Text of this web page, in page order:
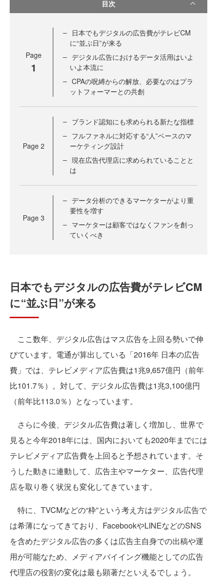
目次
Page
1
日本でもデジタルの広告費がテレビCM
に“並ぶ日”が来る
デジタル広告におけるデータ活用はいよ
いよ本流に
CPAの呪縛からの解放、必要なのはプラ
ットフォーマーとの共創
Page 2
ブランド認知にも求められる新たな指標
フルファネルに対応する“人”ベースのマ
ーケティング設計
現在広告代理店に求められていることと
は
Page 3
データ分析のできるマーケターがより重
要性を増す
マーケターは顧客ではなくファンを創っ
ていくべき
日本でもデジタルの広告費がテレビCM
に“並ぶ日”が来る
ここ数年、デジタル広告はマス広告を上回る勢いで伸
びています。電通が算出している「2016年 日本の広告
費」では、テレビメディア広告費は1兆9,657億円（前年
比101.7％）。対して、デジタル広告費は1兆3,100億円
（前年比113.0％）となっています。
さらに今後、デジタル広告費は著しく増加し、世界で
見ると今年2018年には、国内においても2020年までには
テレビメディア広告費を上回ると予想されています。そ
うした動きに連動して、広告主やマーケター、広告代理
店を取り巻く状況も変化してきています。
特に、TVCMなどの“枠”という考え方はデジタル広告で
は希薄になってきており、FacebookやLINEなどのSNS
を含めたデジタル広告の多くは広告主自身での出稿や運
用が可能なため、メディアバイイング機能としての広告
代理店の役割の変化は最も顕著だといえるでしょう。